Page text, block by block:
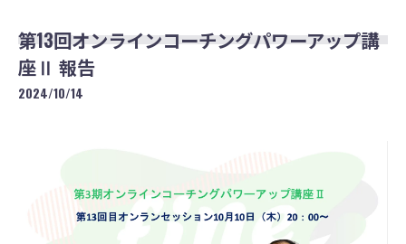
第13回オンラインコーチングパワーアップ講
座Ⅱ 報告
2024/10/14